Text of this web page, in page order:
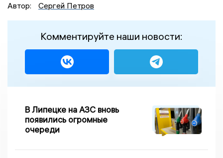
Автор: Сергей Петров
Комментируйте наши новости:
В Липецке на АЗС вновь
появились огромные
очереди